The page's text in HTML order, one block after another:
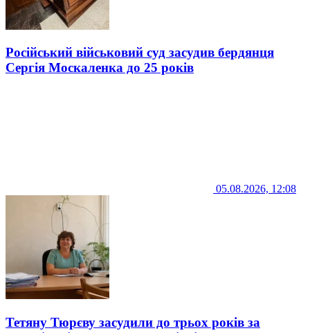
Російський військовий суд засудив бердянця
Сергія Москаленка до 25 років
05.08.2026, 12:08
Тетяну Тюрєву засудили до трьох років за